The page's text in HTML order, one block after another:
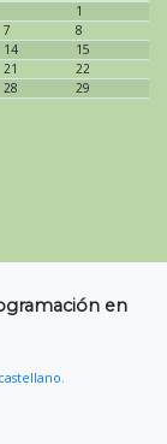
1
7
8
14
15
21
22
28
29
en